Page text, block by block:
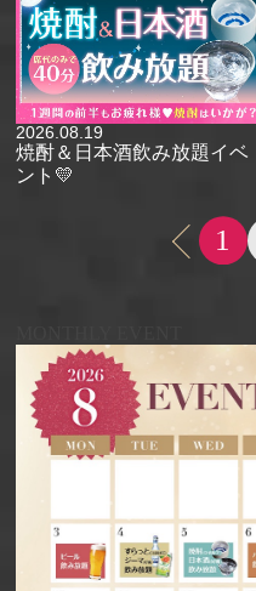
2026.08.19
焼酎＆日本酒飲み放題イベ
ント💛
1